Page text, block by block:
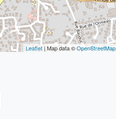
Leaflet| Map data ©OpenStreetMap